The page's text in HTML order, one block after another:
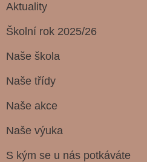
Aktuality
Školní rok 2025/26
Naše škola
Naše třídy
Naše akce
Naše výuka
S kým se u nás potkáváte